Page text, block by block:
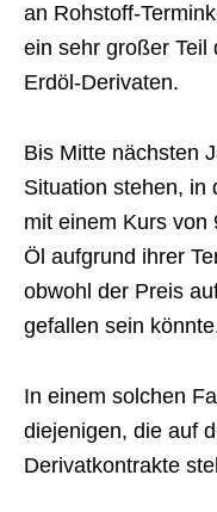
an Rohstoff-
ein sehr großer Teil
Erdöl-Derivaten.
Bis Mitte nächsten
Situation stehen, in
mit einem Kurs von
Öl aufgrund ihrer
obwohl der Preis
gefallen sein
In einem solchen
diejenigen, die auf
Derivatkontrakte